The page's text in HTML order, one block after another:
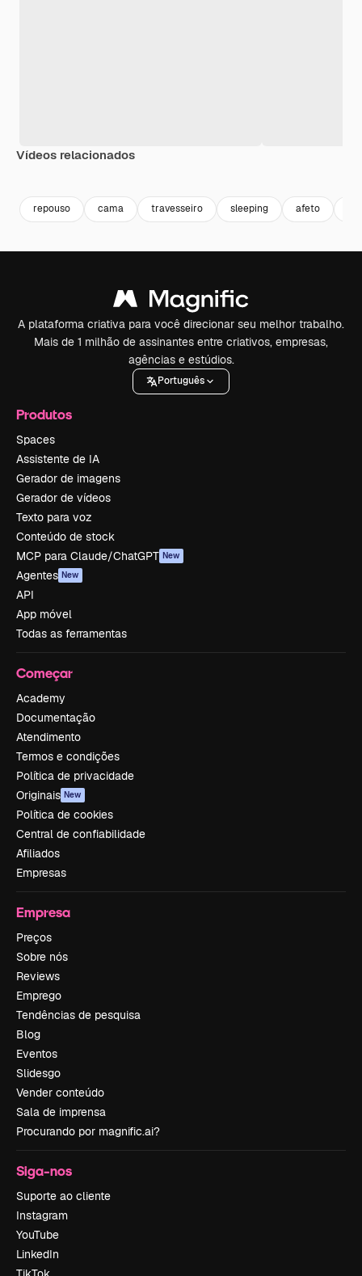
Vídeos relacionados
repouso cama travesseiro sleeping afeto
A plataforma criativa para você direcionar seu melhor trabalho.
Mais de 1 milhão de assinantes entre criativos, empresas,
agências e estúdios.
Português
Produtos
Spaces
Assistente de IA
Gerador de imagens
Gerador de vídeos
Texto para voz
Conteúdo de stock
MCP para Claude/ChatGPT New
Agentes New
API
App móvel
Todas as ferramentas
Começar
Academy
Documentação
Atendimento
Termos e condições
Política de privacidade
Originais New
Política de cookies
Central de confiabilidade
Afiliados
Empresas
Empresa
Preços
Sobre nós
Reviews
Emprego
Tendências de pesquisa
Blog
Eventos
Slidesgo
Vender conteúdo
Sala de imprensa
Procurando por magnific.ai?
Siga-nos
Suporte ao cliente
Instagram
YouTube
LinkedIn